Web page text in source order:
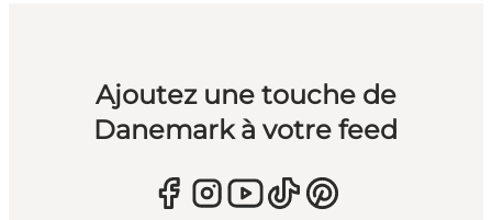
Ajoutez une touche de
Danemark à votre feed